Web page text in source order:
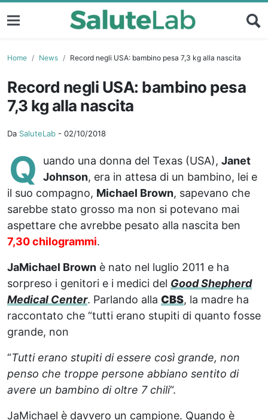
Home News Record negli USA: bambino pesa 7,3 kg alla nascita
Record negli USA: bambino pesa
7,3 kg alla nascita
Da SaluteLab - 02/10/2018
Q uando una donna del Texas (USA), Janet
Johnson, era in attesa di un bambino, lei e
il suo compagno, Michael Brown, sapevano che
sarebbe stato grosso ma non si potevano mai
aspettare che avrebbe pesato alla nascita ben
7,30 chilogrammi.
JaMichael Brown è nato nel luglio 2011 e ha
sorpreso i genitori e i medici del Good Shepherd
Medical Center. Parlando alla CBS, la madre ha
raccontato che “tutti erano stupiti di quanto fosse
grande, non
“Tutti erano stupiti di essere così grande, non
penso che troppe persone abbiano sentito di
avere un bambino di oltre 7 chili“.
JaMichael è davvero un campione. Quando è